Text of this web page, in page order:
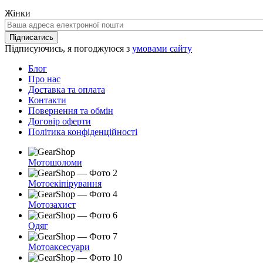
Жінки
Ваша
адреса
електронної
пошти
Підписатись
Підписуючись, я погоджуюся з умовами сайту
Блог
Про нас
Доставка та оплата
Контакти
Повернення та обмін
Договір оферти
Політика конфіденційності
Мотошоломи
Мотоекіпірування
Мотозахист
Одяг
Мотоаксесуари